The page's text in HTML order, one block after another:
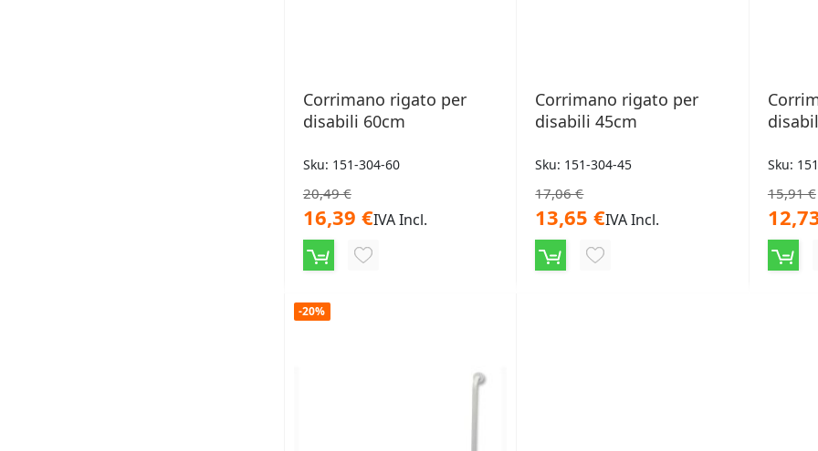
Corrimano rigato per
disabili 60cm
Sku: 151-304-60
20,49 €
16,39 €IVA Incl.
AGGIUNGI
Corrimano rigato per
disabili 45cm
Sku: 151-304-45
17,06 €
13,65 €IVA Incl.
AGGIUNGI
Sku:
15,91 €
-20%